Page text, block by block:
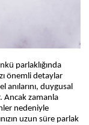
parlaklığında
önemli detaylar
anılarını, duygusal
Ancak zamanla
nedeniyle
uzun süre parlak